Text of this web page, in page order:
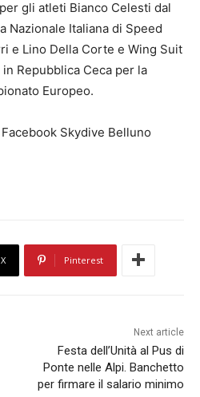
gli atleti Bianco Celesti dal
Nazionale Italiana di Speed
e Lino Della Corte e Wing Suit
Repubblica Ceca per la
Europeo.
Skydive Belluno
X Pinterest
Next article
Festa dell’Unità al Pus di
Ponte nelle Alpi. Banchetto
per firmare il salario minimo